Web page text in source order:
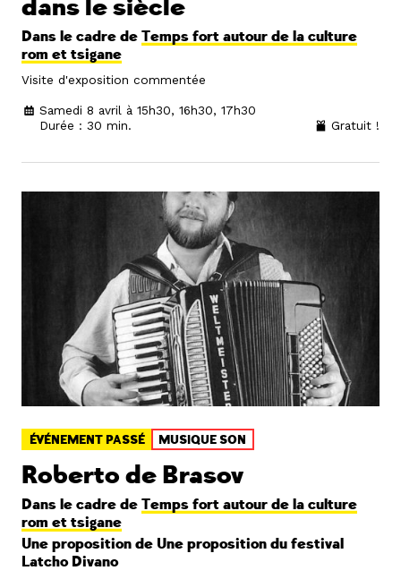
dans le siècle
Dans le cadre de Temps fort autour de la culture
rom et tsigane
Visite d'exposition commentée
Samedi 8 avril à 15h30, 16h30, 17h30
Durée : 30 min.
Gratuit !
ÉVÉNEMENT PASSÉ MUSIQUE SON
Roberto de Brasov
Dans le cadre de Temps fort autour de la culture
rom et tsigane
Une proposition de Une proposition du festival
Latcho Divano